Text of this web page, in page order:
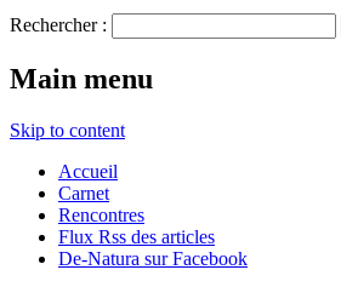
Rechercher :
Main menu
Skip to content
Accueil
Carnet
Rencontres
Flux Rss des articles
De-Natura sur Facebook